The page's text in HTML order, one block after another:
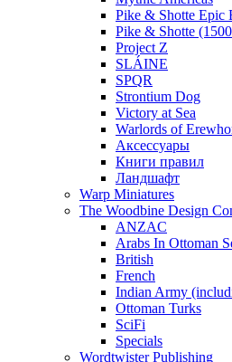
Pike & Shotte Epic
Pike & Shotte
Project Z
SLÁINE
SPQR
Strontium Dog
Victory at Sea
Warlords of
Аксессуары
Книги правил
Ландшафт
Warp Miniatures
The Woodbine Design
ANZAC
Arabs In Ottoman
British
French
Indian Army
Ottoman Turks
SciFi
Specials
Wordtwister Publishing